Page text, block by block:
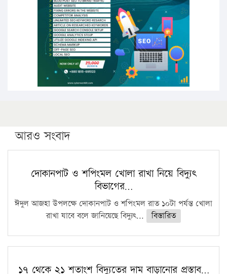
সারা দেশে বজ্রাঘাতে ১৪ জনের প্রাণহানি
কঠোর হচ্ছে এসএসসি ও এইচএসসি পরীক্ষা
ফরিদগঞ্জে আগুনে পুড়লো ৬ ব্যবসা প্রতিষ্ঠান
আরও সংবাদ
দোকানপাট ও শপিংমল খোলা রাখা নিয়ে বিদ্যুৎ
বিভাগের…
ঈদুল আজহা উপলক্ষে দোকানপাট ও শপিংমল রাত ১০টা পর্যন্ত খোলা
রাখা যাবে বলে জানিয়েছে বিদ্যুৎ...
বিস্তারিত
১৭ থেকে ২১ শতাংশ বিদ্যুতের দাম বাড়ানোর প্রস্তাব…